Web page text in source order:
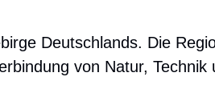
Deutschlands. Die
von Natur, Technik